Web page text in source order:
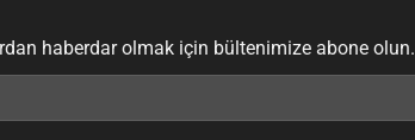
haberdar olmak için bültenimize abone olun.